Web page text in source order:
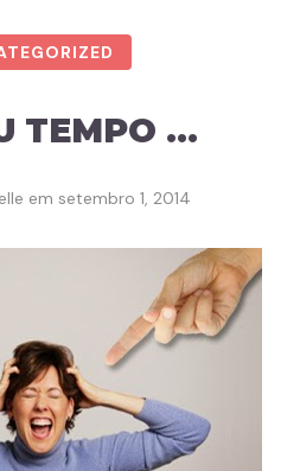
TEMPO …
em setembro 1, 2014